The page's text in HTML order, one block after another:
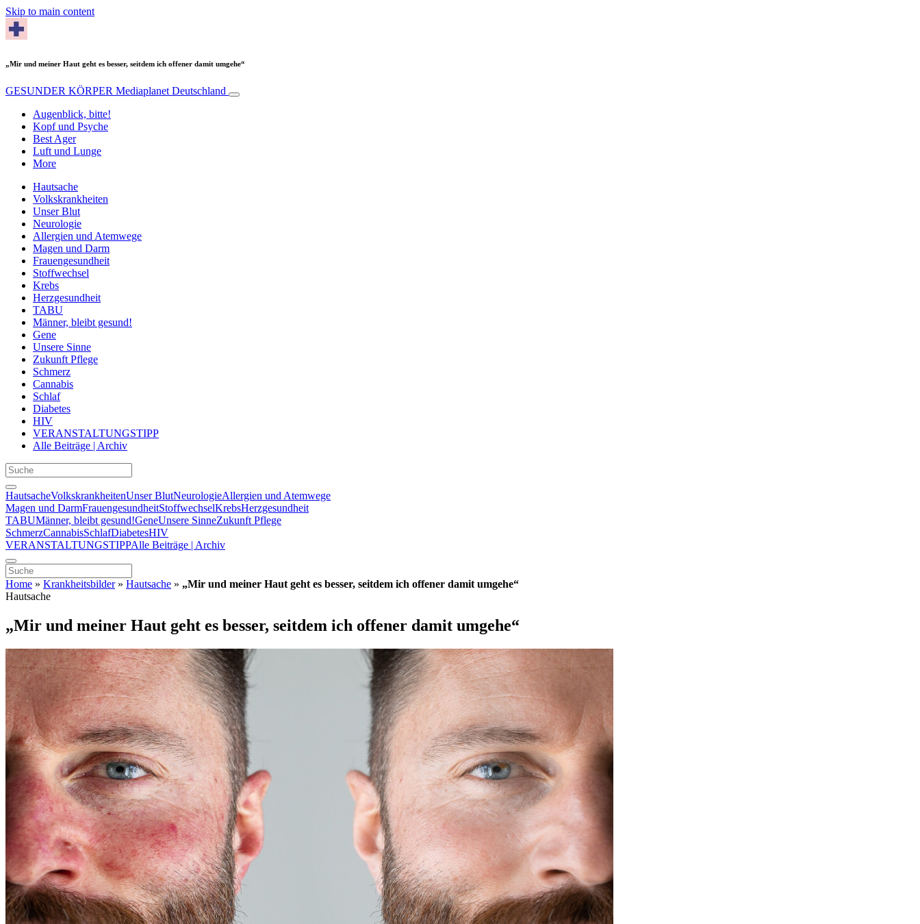
Skip to main content
„Mir und meiner Haut geht es besser, seitdem ich offener damit umgehe“
GESUNDER KÖRPER Mediaplanet Deutschland
Augenblick, bitte!
Kopf und Psyche
Best Ager
Luft und Lunge
More
Hautsache
Volkskrankheiten
Unser Blut
Neurologie
Allergien und Atemwege
Magen und Darm
Frauengesundheit
Stoffwechsel
Krebs
Herzgesundheit
TABU
Männer, bleibt gesund!
Gene
Unsere Sinne
Zukunft Pflege
Schmerz
Cannabis
Schlaf
Diabetes
HIV
VERANSTALTUNGSTIPP
Alle Beiträge | Archiv
HautsacheVolkskrankheitenUnser BlutNeurologieAllergien und Atemwege
Magen und DarmFrauengesundheitStoffwechselKrebsHerzgesundheit
TABUMänner, bleibt gesund!GeneUnsere SinneZukunft Pflege
SchmerzCannabisSchlafDiabetesHIV
VERANSTALTUNGSTIPPAlle Beiträge | Archiv
Home » Krankheitsbilder» Hautsache » „Mir und meiner Haut geht es besser, seitdem ich offener damit umgehe“
Hautsache
„Mir und meiner Haut geht es besser, seitdem ich offener damit umgehe“